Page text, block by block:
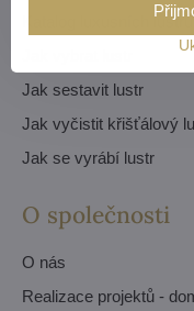
Katalog luxusních
Jak sestavit lustr
Jak vyčistit křišťálový
Jak se vyrábí lustr
O společnosti
O nás
Realizace projektů -